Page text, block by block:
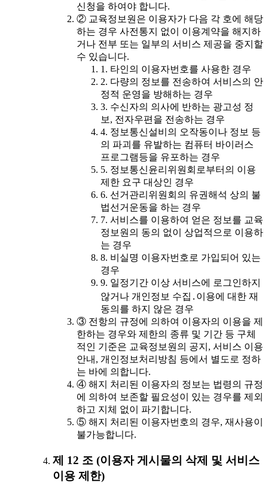
신청을 하여야 합니다.
② 교육정보원은 이용자가 다음 각 호에 해당
하는 경우 사전통지 없이 이용계약을 해지하
거나 전부 또는 일부의 서비스 제공을 중지할
수 있습니다.
1. 타인의 이용자번호를 사용한 경우
2. 다량의 정보를 전송하여 서비스의 안
정적 운영을 방해하는 경우
3. 수신자의 의사에 반하는 광고성 정
보, 전자우편을 전송하는 경우
4. 정보통신설비의 오작동이나 정보 등
의 파괴를 유발하는 컴퓨터 바이러스
프로그램등을 유포하는 경우
5. 정보통신윤리위원회로부터의 이용
제한 요구 대상인 경우
6. 선거관리위원회의 유권해석 상의 불
법선거운동을 하는 경우
7. 서비스를 이용하여 얻은 정보를 교육
정보원의 동의 없이 상업적으로 이용하
는 경우
8. 비실명 이용자번호로 가입되어 있는
경우
9. 일정기간 이상 서비스에 로그인하지
않거나 개인정보 수집․이용에 대한 재
동의를 하지 않은 경우
③ 전항의 규정에 의하여 이용자의 이용을 제
한하는 경우와 제한의 종류 및 기간 등 구체
적인 기준은 교육정보원의 공지, 서비스 이용
안내, 개인정보처리방침 등에서 별도로 정하
는 바에 의합니다.
④ 해지 처리된 이용자의 정보는 법령의 규정
에 의하여 보존할 필요성이 있는 경우를 제외
하고 지체 없이 파기합니다.
⑤ 해지 처리된 이용자번호의 경우, 재사용이
불가능합니다.
제 12 조 (이용자 게시물의 삭제 및 서비스
이용 제한)